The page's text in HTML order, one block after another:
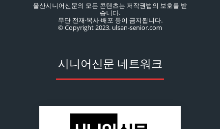
울산시니어신문의 모든 콘텐츠는 저작권법의 보호를 받
습니다.
무단 전재·복사·배포 등이 금지됩니다.
© Copyright 2023. ulsan-senior.com
시니어신문 네트워크